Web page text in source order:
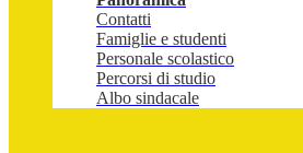
Contatti
Famiglie e studenti
Personale scolastico
Percorsi di studio
Albo sindacale